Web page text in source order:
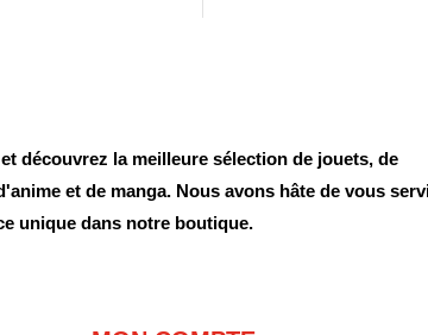
découvrez la meilleure sélection de jouets, de
et de manga. Nous avons hâte de vous
unique dans notre boutique.